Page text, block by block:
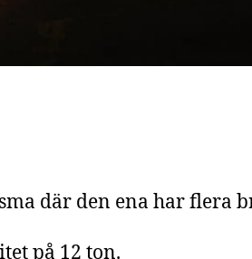
där den ena har flera
på 12 ton.